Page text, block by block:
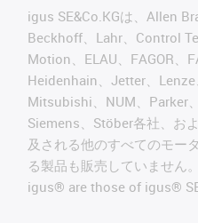
igus SE&Co.KGは、Allen
Beckhoff、Lahr、Control
Motion、ELAU、FAGOR、
Heidenhain、Jetter、Lenze
Mitsubishi、NUM、Parker
Siemens、Stöber各社、お
及される他のすべてのモー
る製品も販売していません
igus® are those of igus®